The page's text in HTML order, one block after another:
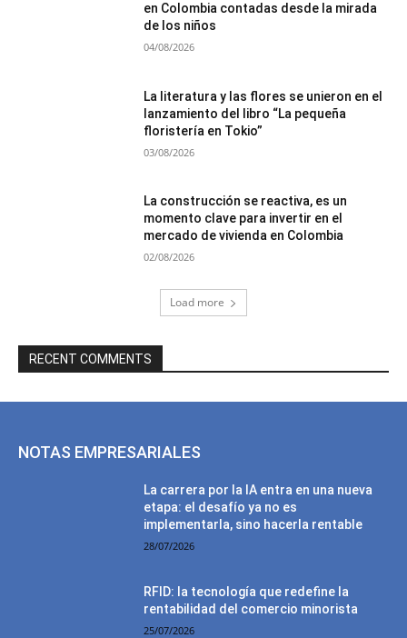
en Colombia contadas desde la mirada
de los niños
04/08/2026
La literatura y las flores se unieron en el
lanzamiento del libro “La pequeña
floristería en Tokio”
03/08/2026
La construcción se reactiva, es un
momento clave para invertir en el
mercado de vivienda en Colombia
02/08/2026
Load more
RECENT COMMENTS
NOTAS EMPRESARIALES
La carrera por la IA entra en una nueva
etapa: el desafío ya no es
implementarla, sino hacerla rentable
28/07/2026
RFID: la tecnología que redefine la
rentabilidad del comercio minorista
25/07/2026